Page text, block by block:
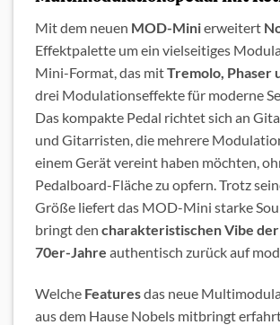
Mit dem neuen MOD-Minierweitert
Effektpalette um ein vielseitiges
Mini-Format, das mitTremolo, Phaser
drei Modulationseffekte für moderne
Das kompakte Pedal richtet sich an
und Gitarristen, die mehrere
einem Gerät vereint haben möchten,
Pedalboard-Fläche zu opfern. Trotz
Größe liefert das MOD-Mini starke
bringt den charakteristischen Vibe
70er-Jahre authentisch zurück auf
Welche Featuresdas neue
aus dem Hause Nobels mitbringt